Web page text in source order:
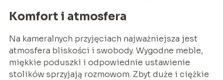
Komfort i atmosfera
Na kameralnych przyjęciach najważniejsza jest
atmosfera bliskości i swobody. Wygodne meble,
miękkie poduszki i odpowiednie ustawienie
stolików sprzyjają rozmowom. Zbyt duże i ciężkie